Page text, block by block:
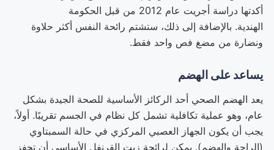
أكدتها دراسة أجريت عام 2012 من قبل الحكومة
الهندية. بالإضافة إلى ذلك، ستشتم رائحة النفس أكثر حلاوة
ونضارة من مضغ فص واحد فقط.
يساعد على الهضم
يعد الهضم الصحي أحد الركائز الأساسية للصحة الجيدة بشكل
عام، وهو عملية تكافلية تشمل كل نظام في الجسم تقريبًا. أولاً،
يجب أن يكون الجهاز العصبي المركزي في حالة السمبتاوي
(الراحة والهضم). يمكن لرائحة زيت القرنفل الأساسي أن تحفز